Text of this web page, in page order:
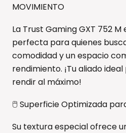
MOVIMIENTO
La Trust Gaming GXT 752
perfecta para quienes
comodidad y un espacio
rendimiento. ¡Tu aliado
rendir al máximo!
🖱️ Superficie Optimizada
Su textura especial ofrece